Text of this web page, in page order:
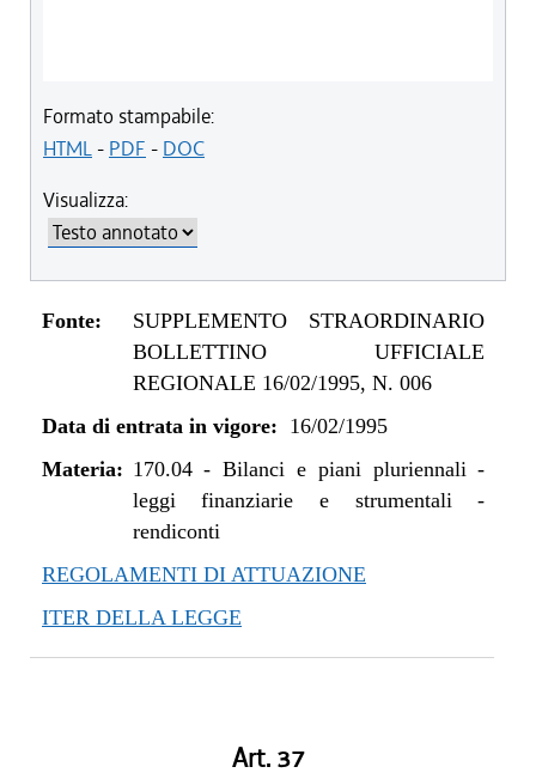
Formato stampabile:
HTML- PDF - DOC
Visualizza:
Fonte:
SUPPLEMENTO STRAORDINARIO
BOLLETTINO UFFICIALE
REGIONALE 16/02/1995, N. 006
Data di entrata in vigore: 16/02/1995
Materia: 170.04-Bilanci e piani pluriennali -
leggi finanziarie e strumentali -
rendiconti
REGOLAMENTI DI ATTUAZIONE
ITER DELLA LEGGE
Art. 37